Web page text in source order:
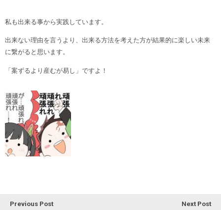
私も出来る事から実践しています。
出来ない理由を言うより、出来る方法を考えた方が結果的に楽しい未来
に繋がると思います。
「案ずるより産むが易し」ですよ！
Previous Post Next Post